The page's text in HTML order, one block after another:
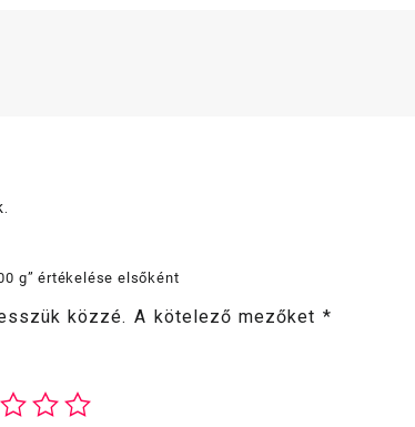
g” értékelése elsőként
közzé. A kötelező mezőket *